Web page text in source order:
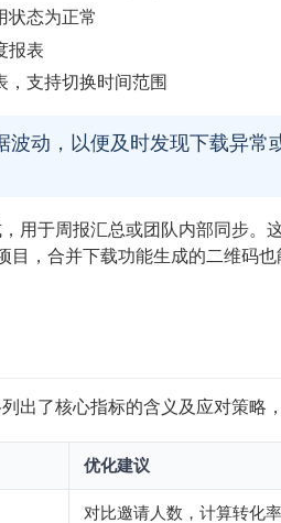
状态为正常
报表
支持切换时间范围
波动，以便及时发现下载异
用于周报汇总或团队内部同步。
，合并下载功能生成的二维码
出了核心指标的含义及应对策略
优化建议
对比邀请人数，计算转化